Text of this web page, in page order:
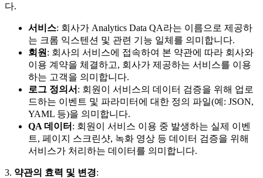
다.
서비스: 회사가 Analytics Data QA라는 이름으로 제공하
는 크롬 익스텐션 및 관련 기능 일체를 의미합니다.
회원 : 회사의 서비스에 접속하여 본 약관에 따라 회사와
이용 계약을 체결하고, 회사가 제공하는 서비스를 이용
하는 고객을 의미합니다.
로그 정의서 : 회원이 서비스의 데이터 검증을 위해 업로
드하는 이벤트 및 파라미터에 대한 정의 파일(예: JSON,
YAML 등)을 의미합니다.
QA 데이터 : 회원이 서비스 이용 중 발생하는 실제 이벤
트, 페이지 스크린샷, 녹화 영상 등 데이터 검증을 위해
서비스가 처리하는 데이터를 의미합니다.
3. 약관의 효력 및 변경: